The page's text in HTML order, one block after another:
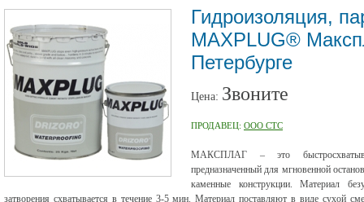
Гидроизоляция,
MAXPLUG®
Петербурге
Цена: Звоните
ПРОДАВЕЦ: ООО CTC
МАКСПЛАГ – это
предназначенный для мгновенной
каменные конструкции. Материал
затворения схватывается в течение 3-5 мин. Материал поставляют в виде сухой